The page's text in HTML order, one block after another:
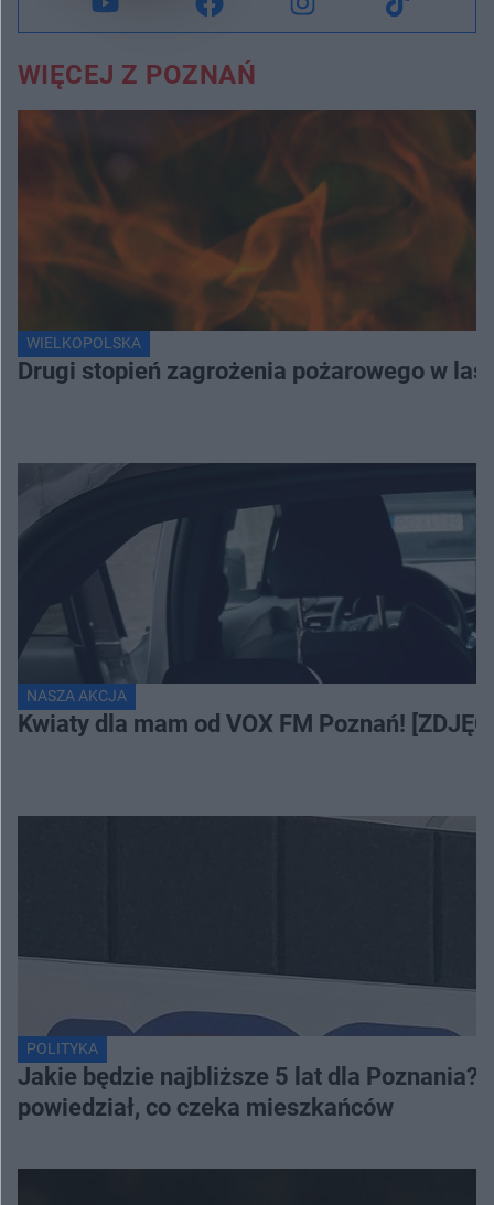
WIĘCEJ Z POZNAŃ
WIELKOPOLSKA
Drugi stopień zagrożenia pożarowego w
NASZA AKCJA
Kwiaty dla mam od VOX FM Poznań!
POLITYKA
Jakie będzie najbliższe 5 lat dla Poznania?
powiedział, co czeka mieszkańców